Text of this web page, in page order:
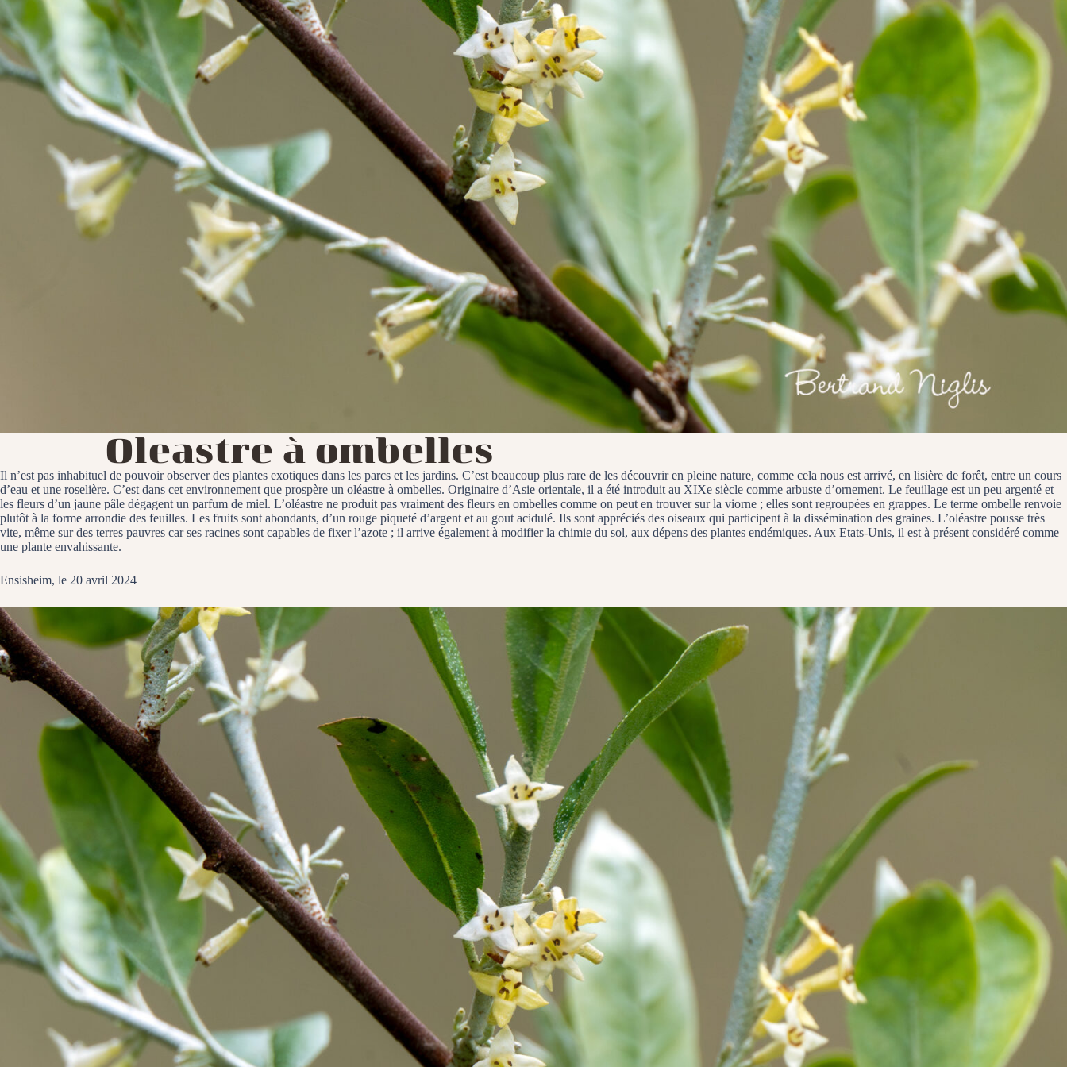
Oleastre à ombelles
Il n’est pas inhabituel de pouvoir observer des plantes exotiques dans les parcs et les jardins. C’est beaucoup plus rare de les découvrir en pleine nature, comme cela nous est arrivé, en lisière de forêt, entre un cours
d’eau et une roselière. C’est dans cet environnement que prospère un oléastre à ombelles. Originaire d’Asie orientale, il a été introduit au XIXe siècle comme arbuste d’ornement. Le feuillage est un peu argenté et
les fleurs d’un jaune pâle dégagent un parfum de miel. L’oléastre ne produit pas vraiment des fleurs en ombelles comme on peut en trouver sur la viorne ; elles sont regroupées en grappes. Le terme ombelle renvoie
plutôt à la forme arrondie des feuilles. Les fruits sont abondants, d’un rouge piqueté d’argent et au gout acidulé. Ils sont appréciés des oiseaux qui participent à la dissémination des graines. L’oléastre pousse très
vite, même sur des terres pauvres car ses racines sont capables de fixer l’azote ; il arrive également à modifier la chimie du sol, aux dépens des plantes endémiques. Aux Etats-Unis, il est à présent considéré comme
une plante envahissante.
Ensisheim, le 20 avril 2024